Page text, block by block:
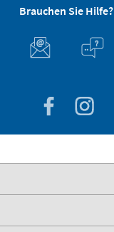
Brauchen Sie Hilfe?